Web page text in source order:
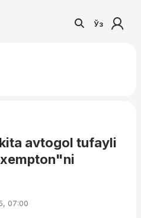
Ўз
avtogol tufayli
07:00